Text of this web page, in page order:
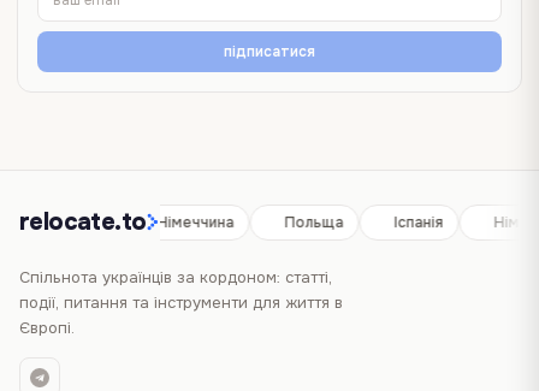
підписатися
relocate.to
Іспанія Німеччина Польща Іспанія
Спільнота українців за кордоном: статті,
події, питання та інструменти для життя в
Європі.